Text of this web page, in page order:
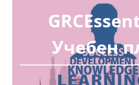
Учебен